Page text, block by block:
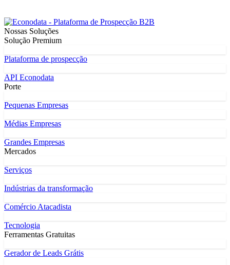
Nossas Soluções
Solução Premium
Plataforma de prospecção
API Econodata
Porte
Pequenas Empresas
Médias Empresas
Grandes Empresas
Mercados
Serviços
Indústrias da transformação
Comércio Atacadista
Tecnologia
Ferramentas Gratuitas
Gerador de Leads Grátis